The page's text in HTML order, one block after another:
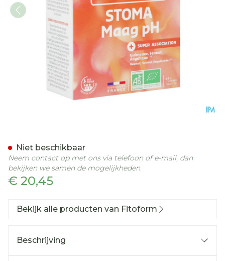
€ 20,45
Niet beschikbaar
Neem contact op met ons via telefoon of e-mail, dan
bekijken we samen de mogelijkheden.
Bekijk alle producten van Fitoform
Beschrijving